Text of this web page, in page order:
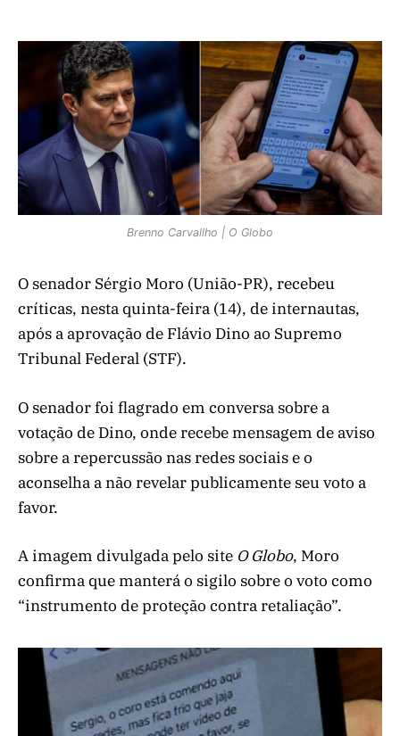
Brenno Carvallho | O Globo
O senador Sérgio Moro (União-PR), recebeu
críticas, nesta quinta-feira (14), de internautas,
após a aprovação de Flávio Dino ao Supremo
Tribunal Federal (STF).
O senador foi flagrado em conversa sobre a
votação de Dino, onde recebe mensagem de aviso
sobre a repercussão nas redes sociais e o
aconselha a não revelar publicamente seu voto a
favor.
A imagem divulgada pelo site O Globo, Moro
confirma que manterá o sigilo sobre o voto como
“instrumento de proteção contra retaliação”.